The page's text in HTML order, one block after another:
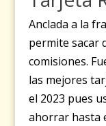
Anclada a la
permite sacar
comisiones.
las mejores
el 2023 pues
ahorrar hasta